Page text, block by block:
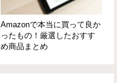
Amazonで本当に買って良か
ったもの！厳選したおすす
め商品まとめ